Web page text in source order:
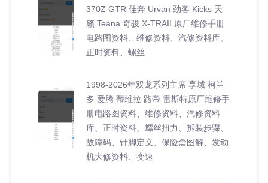
370Z GTR 佳奔 Urvan 劲客 Kicks 天
籁 Teana 奇骏 X-TRAIL原厂维修手册
电路图资料、维修资料、汽修资料库、
正时资料、螺丝
1998-2026年双龙系列主席 享域 柯兰
多 爱腾 蒂维拉 路帝 雷斯特原厂维修手
册电路图资料、维修资料、汽修资料
库、正时资料、螺丝扭力、拆装步骤、
故障码、针脚定义、保险盒图解、发动
机大修资料、变速